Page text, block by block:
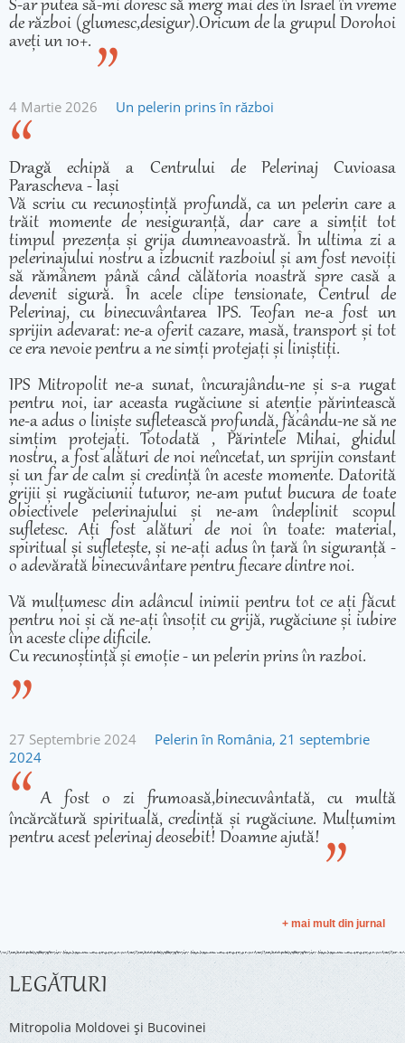
S-ar putea să-mi doresc să merg mai des în Israel în vreme
de război (glumesc,desigur).Oricum de la grupul Dorohoi
aveți un 10+.
4 Martie 2026 Un pelerin prins în război
Dragă echipă a Centrului de Pelerinaj Cuvioasa
Parascheva - Iași
Vă scriu cu recunoștință profundă, ca un pelerin care a
trăit momente de nesiguranță, dar care a simțit tot
timpul prezența și grija dumneavoastră. În ultima zi a
pelerinajului nostru a izbucnit razboiul și am fost nevoiți
să rămânem până când călătoria noastră spre casă a
devenit sigură. În acele clipe tensionate, Centrul de
Pelerinaj, cu binecuvântarea IPS. Teofan ne-a fost un
sprijin adevarat: ne-a oferit cazare, masă, transport și tot
ce era nevoie pentru a ne simți protejați și liniștiți.
IPS Mitropolit ne-a sunat, încurajându-ne și s-a rugat
pentru noi, iar aceasta rugăciune si atenție părintească
ne-a adus o liniște sufletească profundă, făcându-ne să ne
simțim protejați. Totodată , Părintele Mihai, ghidul
nostru, a fost alături de noi neîncetat, un sprijin constant
și un far de calm și credință în aceste momente. Datorită
grijii și rugăciunii tuturor, ne-am putut bucura de toate
obiectivele pelerinajului și ne-am îndeplinit scopul
sufletesc. Ați fost alături de noi în toate: material,
spiritual și sufletește, și ne-ați adus în țară în siguranță -
o adevărată binecuvântare pentru fiecare dintre noi.
Vă mulțumesc din adâncul inimii pentru tot ce ați făcut
pentru noi și că ne-ați însoțit cu grijă, rugăciune și iubire
în aceste clipe dificile.
Cu recunoștință și emoție - un pelerin prins în razboi.
27 Septembrie 2024
Pelerin în România, 21 septembrie
2024
A fost o zi frumoasă,binecuvântată, cu multă
încărcătură spirituală, credință și rugăciune. Mulțumim
pentru acest pelerinaj deosebit! Doamne ajută!
+ mai mult din jurnal
LEGĂTURI
Mitropolia Moldovei și Bucovinei